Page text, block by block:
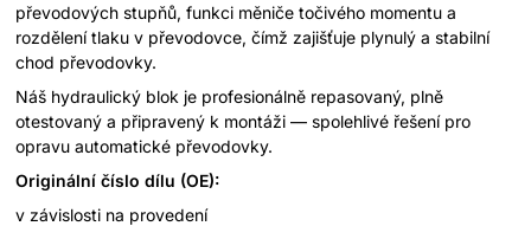
převodových stupňů, funkci měniče točivého momentu a
rozdělení tlaku v převodovce, čímž zajišťuje plynulý a stabilní
chod převodovky.
Náš hydraulický blok je profesionálně repasovaný, plně
otestovaný a připravený k montáži — spolehlivé řešení pro
opravu automatické převodovky.
Originální číslo dílu (OE):
v závislosti na provedení